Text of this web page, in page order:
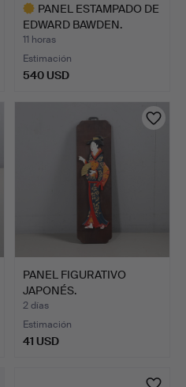
PANEL ESTAMPADO DE
EDWARD BAWDEN.
11 horas
Estimación
540 USD
PANEL FIGURATIVO
JAPONÉS.
2 días
Estimación
41 USD